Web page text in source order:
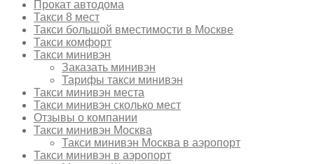
Прокат автодома
Такси 8 мест
Такси большой вместимости в Москве
Такси комфорт
Такси минивэн
Заказать минивэн
Тарифы такси минивэн
Такси минивэн места
Такси минивэн сколько мест
Отзывы о компании
Такси минивэн Москва
Такси минивэн Москва в аэропорт
Такси минивэн в аэропорт